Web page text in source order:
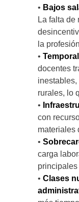
• Bajos
La falta de
la
•
docentes
rurales, lo
•
con
materiales
•
carga
• Clases